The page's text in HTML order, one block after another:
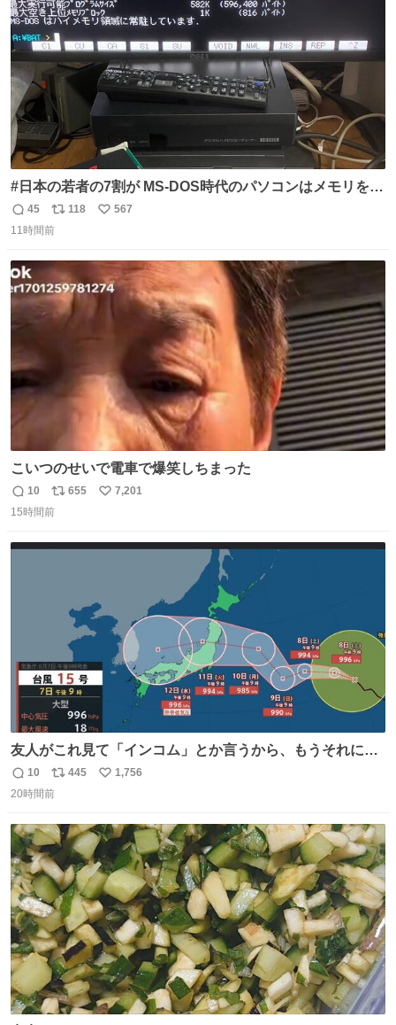
数
#日本の若者の7割が MS-DOS時代のパソコンはメモリをい
くら増設しても、基本的に640～768KBまでしか使用でき
なかったことを知らない。 またその改善策としてEMSメモ
かメモリをやりくりしていたことを知らない。
返
信
45
リ
ポ
ト
数
118
い
数
567
11時間前
こいつのせいで電車で爆笑しちまった
返
信
10
リ
ポ
655
い
7,201
15時間前
友人がこれ見て「インコム」とか言うから、もうそれにし
か見えなくなっちゃった。
返
信
10
リ
ポ
ト
数
445
い
数
1,756
20時間前